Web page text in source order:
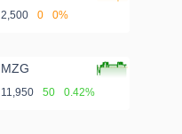
2,500 0 0%
MZG
11,950 50 0.42%